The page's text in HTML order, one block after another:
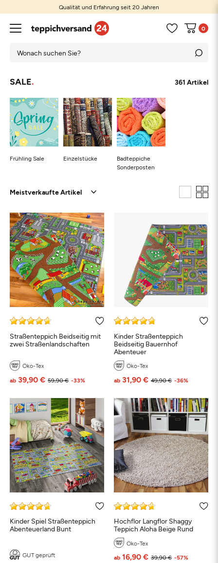
Qualität und Erfahrung seit 20 Jahren
0
SALE 361 Artikel
Badteppiche
Sonderposten
Einzelstücke
Frühling Sale
Straßenteppich Beidseitig mit
zwei Straßenlandschaften
Öko-Tex
59,90 €
ab 39,90 € -33%
Kinder Straßenteppich
Beidseitig Bauernhof
Abenteuer
Öko-Tex
49,90 €
ab 31,90 € -36%
Kinder Spiel Straßenteppich
Abenteuerland Bunt
GUT geprüft
Hochflor Langflor Shaggy
Teppich Aloha Beige Rund
Öko-Tex
39,90 €
ab 16,90 € -57%